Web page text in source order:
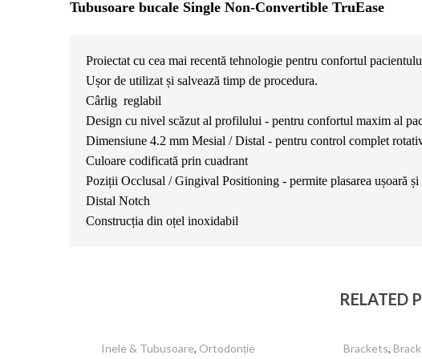
Tubusoare bucale Single Non-Convertible TruEase
Proiectat cu cea mai recentă tehnologie pentru confortul
Ușor de utilizat și salvează timp de procedura.
Cârlig  reglabil
Design cu nivel scăzut al profilului - pentru confortul maxim al
Dimensiune 4.2 mm Mesial / Distal - pentru control complet
Culoare codificată prin cuadrant
Poziții Occlusal / Gingival Positioning - permite plasarea ușoară
Distal Notch
Construcția din oțel inoxidabil
RELATED
Inele & Tubusoare, Ortodonție Brackets,